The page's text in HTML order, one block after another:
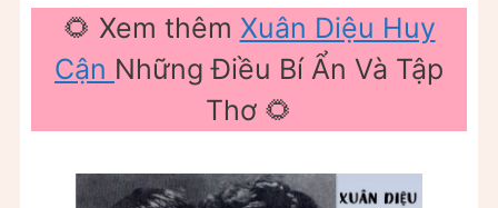
🌻 Xem thêm Xuân Diệu Huy
Cận Những Điều Bí Ẩn Và Tập
Thơ 🌻